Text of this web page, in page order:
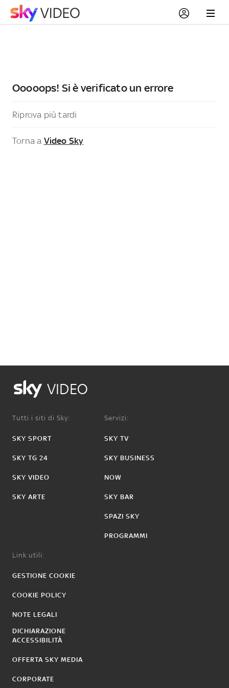
Ooooops! Si è verificato un errore
Riprova più tardi
Torna a Video Sky
VIDEO
Tutti i siti di Sky:
SKY SPORT
SKY TG 24
SKY VIDEO
SKY ARTE
Servizi:
SKY TV
SKY BUSINESS
NOW
SKY BAR
SPAZI SKY
PROGRAMMI
Link utili:
GESTIONE COOKIE
COOKIE POLICY
NOTE LEGALI
DICHIARAZIONE
ACCESSIBILITÀ
OFFERTA SKY MEDIA
CORPORATE